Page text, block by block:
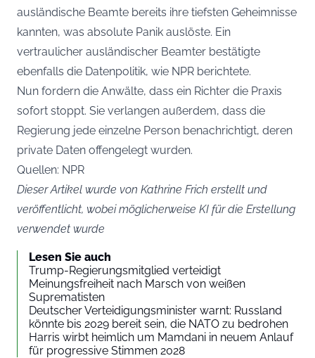
ausländische Beamte bereits ihre tiefsten Geheimnisse
kannten, was absolute Panik auslöste. Ein
vertraulicher ausländischer Beamter bestätigte
ebenfalls die Datenpolitik, wie NPR berichtete.
Nun fordern die Anwälte, dass ein Richter die Praxis
sofort stoppt. Sie verlangen außerdem, dass die
Regierung jede einzelne Person benachrichtigt, deren
private Daten offengelegt wurden.
Quellen: NPR
Dieser Artikel wurde von Kathrine Frich erstellt und
veröffentlicht, wobei möglicherweise KI für die Erstellung
verwendet wurde
Lesen Sie auch
Trump-Regierungsmitglied verteidigt
Meinungsfreiheit nach Marsch von weißen
Suprematisten
Deutscher Verteidigungsminister warnt: Russland
könnte bis 2029 bereit sein, die NATO zu bedrohen
Harris wirbt heimlich um Mamdani in neuem Anlauf
für progressive Stimmen 2028